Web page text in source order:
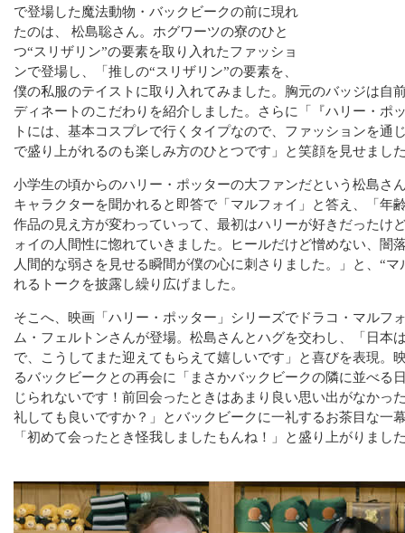
で登場した魔法動物・バックビークの前に現れ
たのは、 松島聡さん。ホグワーツの寮のひと
つ“スリザリン”の要素を取り入れたファッショ
ンで登場し、「推しの“スリザリン”の要素を、
僕の私服のテイストに取り入れてみました。胸元のバッジは自
ディネートのこだわりを紹介しました。さらに「『ハリー・ポ
トには、基本コスプレで行くタイプなので、ファッションを通
で盛り上がれるのも楽しみ方のひとつです」と笑顔を見せまし
小学生の頃からのハリー・ポッターの大ファンだという松島さ
キャラクターを聞かれると即答で「マルフォイ」と答え、「年
作品の見え方が変わっていって、最初はハリーが好きだったけ
ォイの人間性に惚れていきました。ヒールだけど憎めない、闇
人間的な弱さを見せる瞬間が僕の心に刺さりました。」と、“マ
れるトークを披露し繰り広げました。
そこへ、映画「ハリー・ポッター」シリーズでドラコ・マルフ
ム・フェルトンさんが登場。松島さんとハグを交わし、「日本
で、こうしてまた迎えてもらえて嬉しいです」と喜びを表現。
るバックビークとの再会に「まさかバックビークの隣に並べる
じられないです！前回会ったときはあまり良い思い出がなかっ
礼しても良いですか？」とバックビークに一礼するお茶目な一
「初めて会ったとき怪我しましたもんね！」と盛り上がりまし